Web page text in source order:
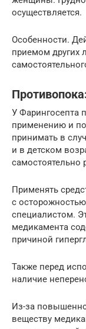
осуществляется.
Особенности.
приемом других
У Фарингосепта
применению и
принимать в
и в детском
самостоятельно
Применять
с
специалистом.
медикамента
причиной
Также перед
наличие
Из-за
веществу